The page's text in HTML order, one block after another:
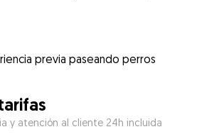
previa paseando perros
y atención al cliente 24h incluida